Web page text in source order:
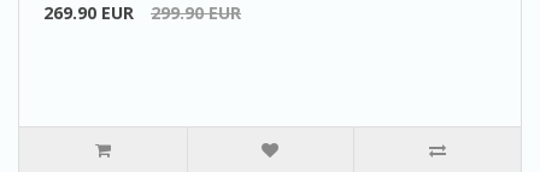
269.90 EUR 299.90 EUR